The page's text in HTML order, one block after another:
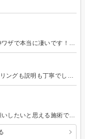
副店長さんの安定施術に大満足です！ またお願いしたいと思える施術でした。 いつもありがとうございます(* ᴗ͈ˬᴗ͈)”